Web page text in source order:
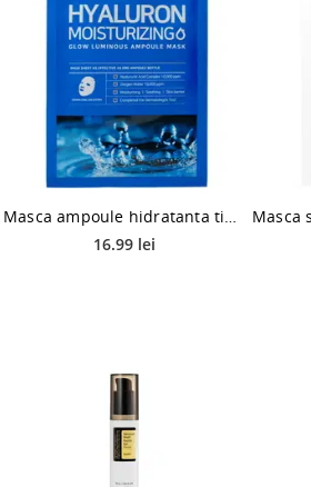
16.99 lei